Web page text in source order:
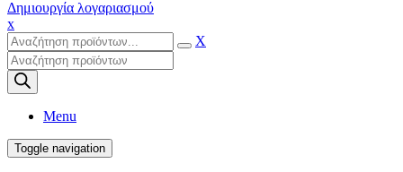
Δημιουργία λογαριασμού
x
X
Products
search
Menu
Toggle navigation